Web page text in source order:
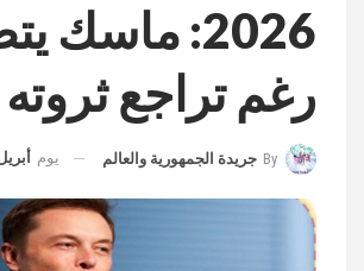
2026: ماسك
رغم تراجع ثروته
By جريدة الجمهورية والعالم يوم أبريل 3,